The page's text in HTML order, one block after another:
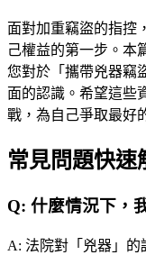
面對加重竊盜的指控
己權益的第一步。本
您對於「攜帶兇器竊
面的認識。希望這些
戰，為自己爭取最好
常見問題快速
Q: 什麼情況下，
A: 法院對「兇器」的